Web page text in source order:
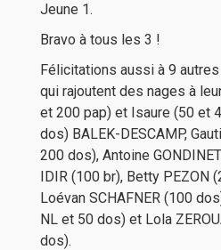
Jeune 1.
Bravo à tous les 3 !
Félicitations aussi à 9
qui rajoutent des nages à
et 200 pap) et Isaure (50 et
dos) BALEK-DESCAMP,
200 dos), Antoine
IDIR (100 br), Betty PEZON
Loévan SCHAFNER (100
NL et 50 dos) et Lola
dos).